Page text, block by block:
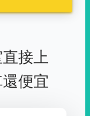
直接上
便宜